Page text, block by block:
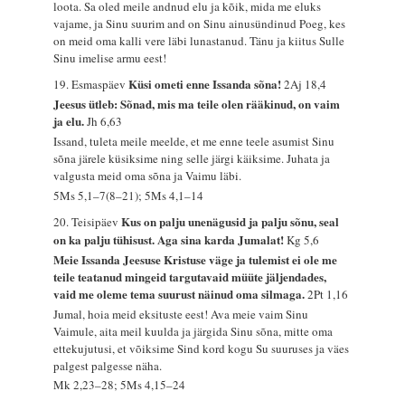
loota. Sa oled meile andnud elu ja kõik, mida me eluks
vajame, ja Sinu suurim and on Sinu ainusündinud Poeg, kes
on meid oma kalli vere läbi lunastanud. Tänu ja kiitus Sulle
Sinu imelise armu eest!
19. EsmaspäevKüsi ometi enne Issanda sõna!2Aj 18,4
Jeesus ütleb: Sõnad, mis ma teile olen rääkinud, on vaim
ja elu.Jh 6,63
Issand, tuleta meile meelde, et me enne teele asumist Sinu
sõna järele küsiksime ning selle järgi käiksime. Juhata ja
valgusta meid oma sõna ja Vaimu läbi.
5Ms 5,1–7(8–21); 5Ms 4,1–14
20. TeisipäevKus on palju unenägusid ja palju sõnu, seal
on ka palju tühisust. Aga sina karda Jumalat!Kg 5,6
Meie Issanda Jeesuse Kristuse väge ja tulemist ei ole me
teile teatanud mingeid targutavaid müüte jäljendades,
vaid me oleme tema suurust näinud oma silmaga.2Pt 1,16
Jumal, hoia meid eksituste eest! Ava meie vaim Sinu
Vaimule, aita meil kuulda ja järgida Sinu sõna, mitte oma
ettekujutusi, et võiksime Sind kord kogu Su suuruses ja väes
palgest palgesse näha.
Mk 2,23–28; 5Ms 4,15–24